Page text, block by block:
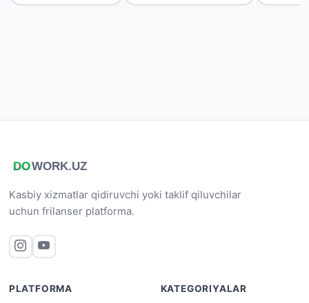
Kasbiy xizmatlar qidiruvchi yoki taklif qiluvchilar
uchun frilanser platforma.
PLATFORMA KATEGORIYALAR